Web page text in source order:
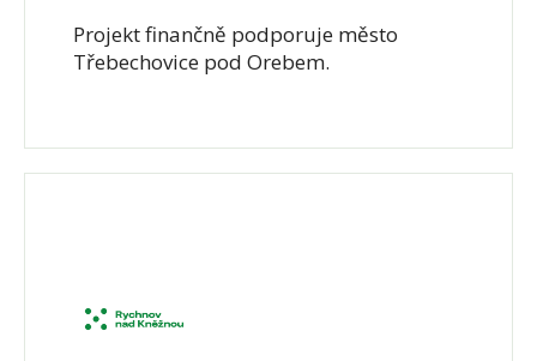
Projekt finančně podporuje město
Třebechovice pod Orebem.